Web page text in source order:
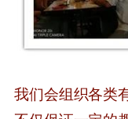
我们会组织各类